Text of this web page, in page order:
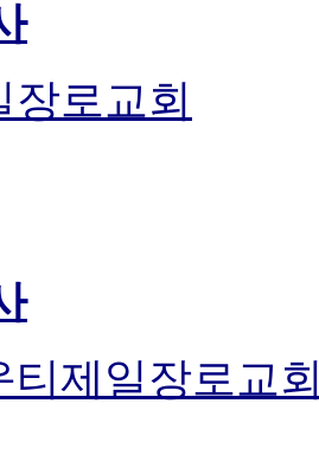
장로교회
티제일장로교